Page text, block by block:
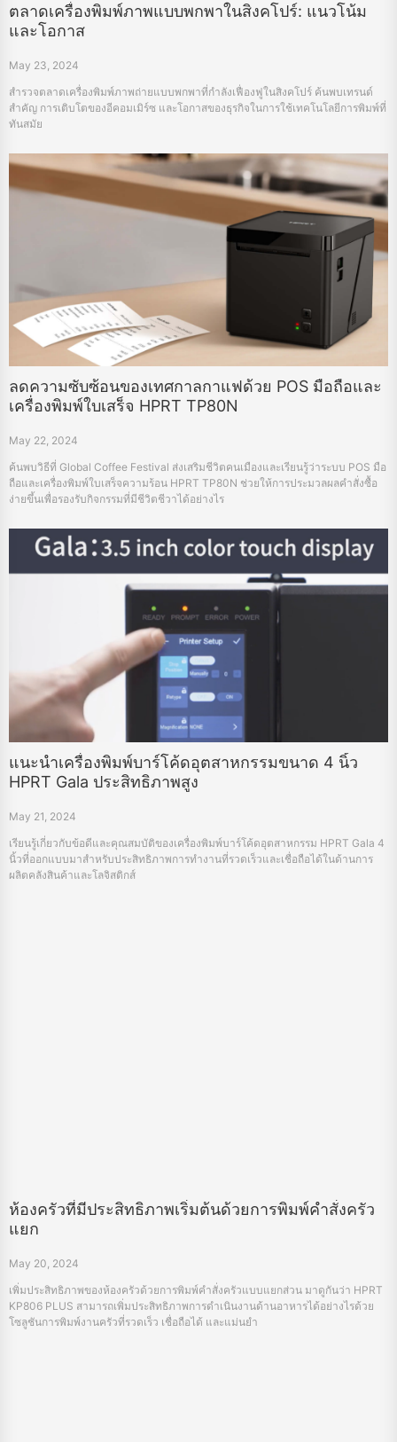
ตลาดเครื่องพิมพ์ภาพแบบพกพาในสิงคโปร์: แนวโน้ม
และโอกาส
May 23, 2024
สำรวจตลาดเครื่องพิมพ์ภาพถ่ายแบบพกพาที่กำลังเฟื่องฟูในสิงคโปร์ ค้นพบเทรนด์
สำคัญ การเติบโตของอีคอมเมิร์ซ และโอกาสของธุรกิจในการใช้เทคโนโลยีการพิมพ์ที่
ทันสมัย
ลดความซับซ้อนของเทศกาลกาแฟด้วย POS มือถือและ
เครื่องพิมพ์ใบเสร็จ HPRT TP80N
May 22, 2024
ค้นพบวิธีที่ Global Coffee Festival ส่งเสริมชีวิตคนเมืองและเรียนรู้ว่าระบบ POS มือ
ถือและเครื่องพิมพ์ใบเสร็จความร้อน HPRT TP80N ช่วยให้การประมวลผลคำสั่งซื้อ
ง่ายขึ้นเพื่อรองรับกิจกรรมที่มีชีวิตชีวาได้อย่างไร
แนะนำเครื่องพิมพ์บาร์โค้ดอุตสาหกรรมขนาด 4 นิ้ว
HPRT Gala ประสิทธิภาพสูง
May 21, 2024
เรียนรู้เกี่ยวกับข้อดีและคุณสมบัติของเครื่องพิมพ์บาร์โค้ดอุตสาหกรรม HPRT Gala 4
นิ้วที่ออกแบบมาสำหรับประสิทธิภาพการทำงานที่รวดเร็วและเชื่อถือได้ในด้านการ
ผลิตคลังสินค้าและโลจิสติกส์
เพิ่มประสิทธิภาพของห้องครัวด้วยการพิมพ์คำสั่งครัวแบบแยกส่วน มาดูกันว่า HPRT
KP806 PLUS สามารถเพิ่มประสิทธิภาพการดำเนินงานด้านอาหารได้อย่างไรด้วย